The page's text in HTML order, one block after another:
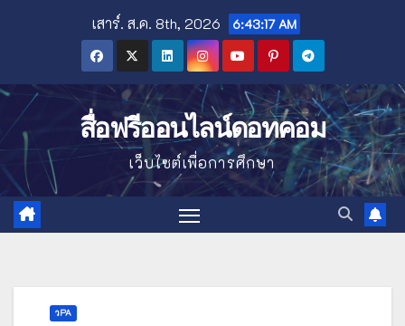
เสาร์. ส.ค. 8th, 2026 6:43:18 AM
สื่อฟรีออนไลน์ดอทคอม
เว็บไซต์เพื่อการศึกษา
วPA